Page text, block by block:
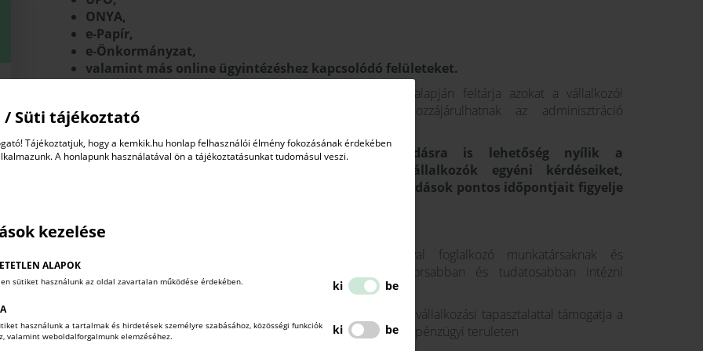
/ Süti tájékoztató
Tájékoztatjuk, hogy a kemkik.hu honlap felhasználói élmény fokozásának érdekében
A honlapunk használatával ön a tájékoztatásunkat tudomásul veszi.
kezelése
ALAPOK
sütiket használunk az oldal zavartalan működése érdekében. ki be
használunk a tartalmak és hirdetések személyre szabásához, közösségi funkciók
valamint weboldalforgalmunk elemzéséhez.
ki be
ONYA,
e-Papír,
e-Önkormányzat,
valamint más online ügyintézéshez kapcsolódó felületeket.
Az esemény további célja, hogy a résztvevői visszajelzések alapján feltárja azokat a vállalkozói
tapasztalatokat, problémákat és javaslatokat, amelyek hozzájárulhatnak az adminisztráció
egyszerűsítéséhez és a digitális ügyintézés továbbfejlesztéséhez.
Az online előadást követően személyes tanácsadásra is lehetőség nyílik a
régióközpontok területi kamaráinál is, ahol a vállalkozók egyéni kérdéseiket,
észrevételeiket és igényeiket is megoszthatják. A tanácsadások pontos időpontjait figyelje
Kinek szól az esemény?
Az előadás vállalkozóknak, cégvezetőknek, adminisztrációval foglalkozó munkatársaknak és
mindazoknak ajánlott, akik szeretnék magabiztosabban, gyorsabban és tudatosabban intézni
vállalkozásuk digitális közigazgatási ügyeit.
aki több évtizedes pénzügyi és vállalkozási tapasztalattal támogatja a
vállalkozókat és magánszemélyeket bérszámfejtési, könyvelési és pénzügyi területen